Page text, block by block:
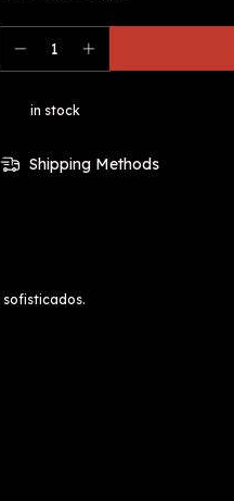
in stock
Shipping Methods
sofisticados.